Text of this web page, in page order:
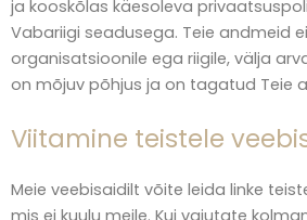
ja kooskõlas käesoleva
Vabariigi seadusega. Teie andmeid
organisatsioonile ega riigile, välja
on mõjuv põhjus ja on tagatud Teie
Viitamine teistele
Meie veebisaidilt võite leida linke
mis ei kuulu meile. Kui vajutate